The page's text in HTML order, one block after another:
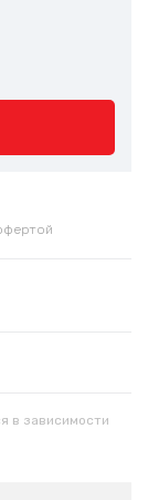
в зависимости